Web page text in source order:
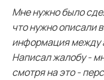
Мне нужно было
что нужно описали
информация между
Написал жалобу -
смотря на это -